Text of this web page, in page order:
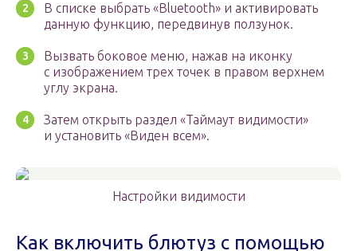
В списке выбрать «Bluetooth» и активировать
данную функцию, передвинув ползунок.
Вызвать боковое меню, нажав на иконку
с изображением трех точек в правом верхнем
углу экрана.
Затем открыть раздел «Таймаут видимости»
и установить «Виден всем».
Настройки видимости
Как включить блютуз с помощью